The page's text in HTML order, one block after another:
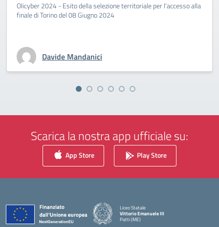
Olicyber 2024 - Esito della selezione territoriale per l'accesso alla
finale di Torino del 08 Giugno 2024
Davide Mandanici
Scarica la nostra app ufficiale su:
App Store Play Store
Liceo Statale
Vittorio Emanuele III
Patti (ME)